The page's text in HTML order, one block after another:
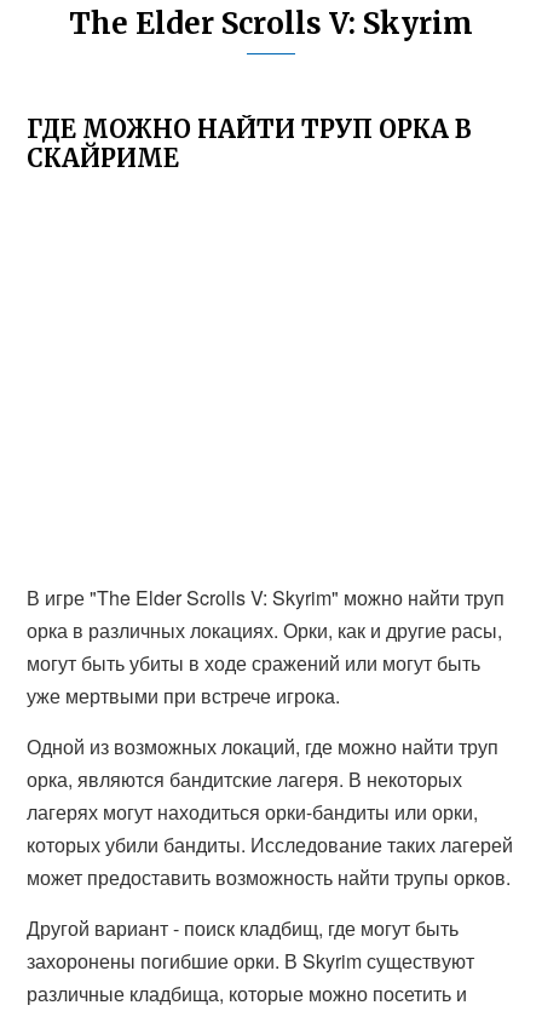
The Elder Scrolls V: Skyrim
ГДЕ МОЖНО НАЙТИ ТРУП ОРКА В
СКАЙРИМЕ
В игре "The Elder Scrolls V: Skyrim" можно найти труп
орка в различных локациях. Орки, как и другие расы,
могут быть убиты в ходе сражений или могут быть
уже мертвыми при встрече игрока.
Одной из возможных локаций, где можно найти труп
орка, являются бандитские лагеря. В некоторых
лагерях могут находиться орки-бандиты или орки,
которых убили бандиты. Исследование таких лагерей
может предоставить возможность найти трупы орков.
Другой вариант - поиск кладбищ, где могут быть
захоронены погибшие орки. В Skyrim существуют
различные кладбища, которые можно посетить и